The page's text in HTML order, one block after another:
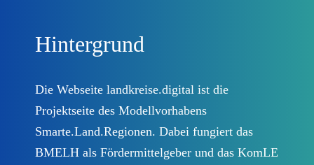
Datenschutzinformationen
Impressum
Newsletter abonnieren
Hintergrund
Die Webseite landkreise.digital ist die
Projektseite des Modellvorhabens
Smarte.Land.Regionen. Dabei fungiert das
BMELH als Fördermittelgeber und das KomLE